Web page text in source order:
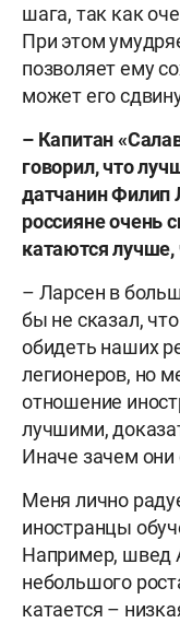
шага, так как
При этом
позволяет ему
может его
– Капитан
говорил, что
датчанин Филип
россияне очень
катаются лучше,
– Ларсен в
бы не сказал,
обидеть наших
легионеров, но
отношение
лучшими,
Иначе зачем
Меня лично
иностранцы
Например, швед
небольшого
катается –